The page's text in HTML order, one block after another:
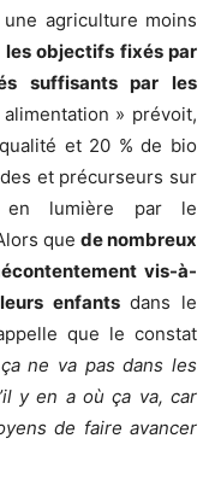
une agriculture moins
les objectifs fixés par
suffisants par les
» prévoit,
et 20 % de bio
et précurseurs sur
en lumière par le
que de nombreux
vis-à-
enfantsdans le
que le constat
ne va pas dans les
y en a où ça va, car
de faire avancer